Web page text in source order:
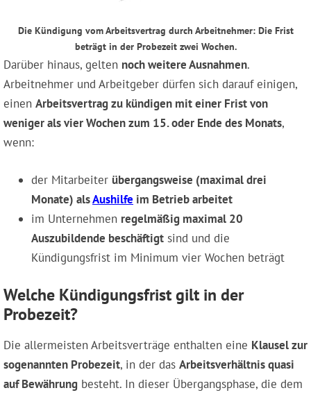
Die Kündigung vom Arbeitsvertrag durch Arbeitnehmer: Die Frist
beträgt in der Probezeit zwei Wochen.
Darüber hinaus, gelten noch weitere Ausnahmen.
Arbeitnehmer und Arbeitgeber dürfen sich darauf einigen,
einen Arbeitsvertrag zu kündigen mit einer Frist von
weniger als vier Wochen zum 15. oder Ende des Monats,
wenn:
der Mitarbeiter übergangsweise (maximal drei
Monate) alsAushilfe im Betrieb arbeitet
im Unternehmen regelmäßig maximal 20
Auszubildende beschäftigt sind und die
Kündigungsfrist im Minimum vier Wochen beträgt
Welche Kündigungsfrist gilt in der
Probezeit?
Die allermeisten Arbeitsverträge enthalten eine Klausel zur
sogenannten Probezeit, in der das Arbeitsverhältnis quasi
auf Bewährung besteht. In dieser Übergangsphase, die dem